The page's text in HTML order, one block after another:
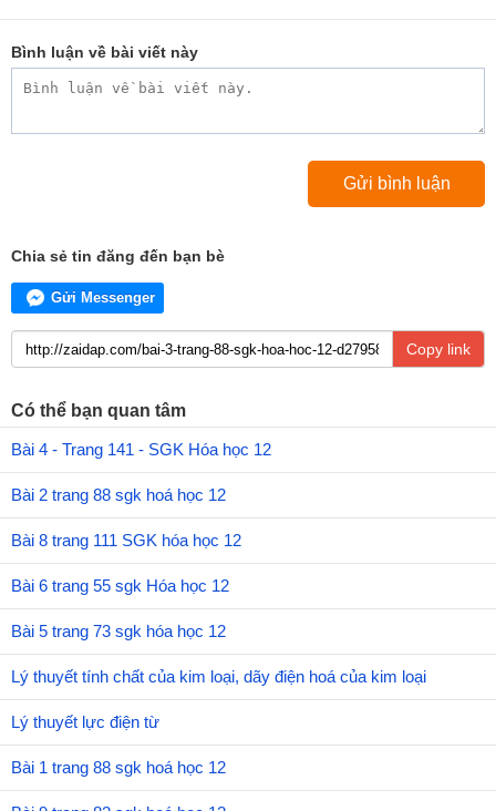
Bình luận về bài viết này
Chia sẻ tin đăng đến bạn bè
Gửi Messenger
Copy link
Có thể bạn quan tâm
Bài 4 - Trang 141 - SGK Hóa học 12
Bài 2 trang 88 sgk hoá học 12
Bài 8 trang 111 SGK hóa học 12
Bài 6 trang 55 sgk Hóa học 12
Bài 5 trang 73 sgk hóa học 12
Lý thuyết tính chất của kim loại, dãy điện hoá của kim loại
Lý thuyết lực điện từ
Bài 1 trang 88 sgk hoá học 12